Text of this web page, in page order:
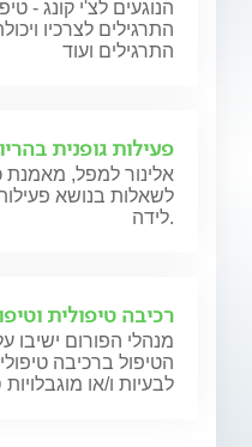
הנוגעים לצ'י קונג -
התרגילים לצרכיו
התרגילים ועוד
פעילות גופנית
אלינור למפל, מאמנת
לשאלות בנושא
לידה.
רכיבה טיפולית
מנהלי הפורום ישיבו
הטיפול ברכיבה
לבעיות ו/או